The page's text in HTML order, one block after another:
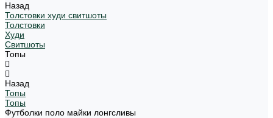
Назад
Толстовки худи свитшоты
Толстовки
Худи
Свитшоты
Топы
Назад
Топы
Топы
Футболки поло майки лонгсливы